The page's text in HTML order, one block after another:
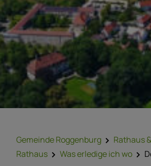
Gemeinde Roggenburg
Rathaus
Rathaus
Was erledige ich wo